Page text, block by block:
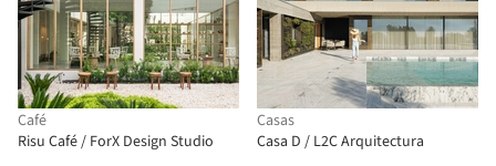
Café
Risu Café / ForX Design Studio
Casas
Casa D / L2C Arquitectura